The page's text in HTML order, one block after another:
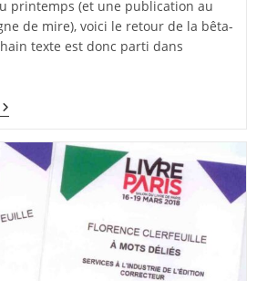
publication :
printemps (et une publication au
de mire), voici le retour de la bêta-
texte est donc parti dans
Eaux
Troubles